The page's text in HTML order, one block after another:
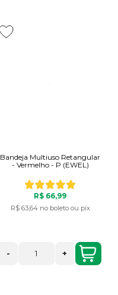
Bandeja Multiuso Retangular
- Vermelho - P (EWEL)
R$ 66,99
R$ 63,64 no boleto ou pix
- +